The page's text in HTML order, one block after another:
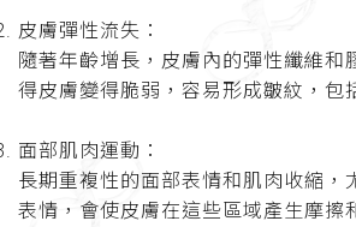
皮膚彈性流失：
隨著年齡增長，皮膚內的彈性纖維和
得皮膚變得脆弱，容易形成皺紋，包
面部肌肉運動：
長期重複性的面部表情和肌肉收縮，
表情，會使皮膚在這些區域產生摩擦